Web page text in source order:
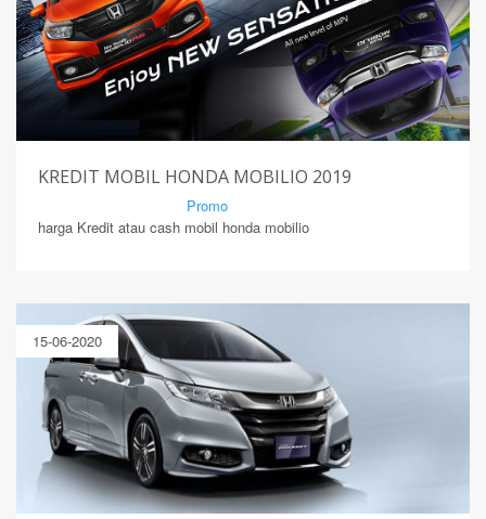
KREDIT MOBIL HONDA MOBILIO 2019
Promo
harga Kredit atau cash mobil honda mobilio
15-06-2020